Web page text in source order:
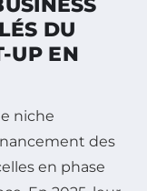
DU
UP EN
niche
des
en phase